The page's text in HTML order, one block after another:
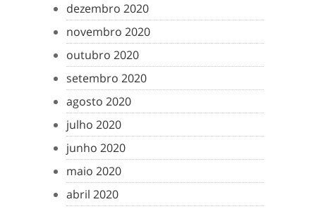
dezembro 2020
novembro 2020
outubro 2020
setembro 2020
agosto 2020
julho 2020
junho 2020
maio 2020
abril 2020